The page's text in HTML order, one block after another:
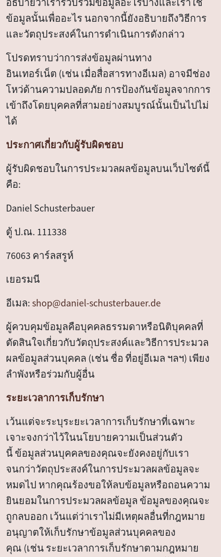
ข้อมูลนั้นเพื่ออะไร นอกจากนี้ยังอธิบายถึงวิธีการ
และวัตถุประสงค์ในการดำเนินการดังกล่าว
โปรดทราบว่าการส่งข้อมูลผ่านทาง
อินเทอร์เน็ต (เช่น เมื่อสื่อสารทางอีเมล) อาจมีช่อง
โหว่ด้านความปลอดภัย การป้องกันข้อมูลจากการ
เข้าถึงโดยบุคคลที่สามอย่างสมบูรณ์นั้นเป็นไปไม่
ได้
ประกาศเกี่ยวกับผู้รับผิดชอบ
ผู้รับผิดชอบในการประมวลผลข้อมูลบนเว็บไซต์นี้
คือ:
Daniel Schusterbauer
ตู้ ป.ณ. 111338
76063 คาร์ลสรูห์
เยอรมนี
อีเมล: shop@daniel-schusterbauer.de
ผู้ควบคุมข้อมูลคือบุคคลธรรมดาหรือนิติบุคคลที่
ตัดสินใจเกี่ยวกับวัตถุประสงค์และวิธีการประมวล
ผลข้อมูลส่วนบุคคล (เช่น ชื่อ ที่อยู่อีเมล ฯลฯ) เพียง
ลำพังหรือร่วมกับผู้อื่น
ระยะเวลาการเก็บรักษา
เว้นแต่จะระบุระยะเวลาการเก็บรักษาที่เฉพาะ
เจาะจงกว่าไว้ในนโยบายความเป็นส่วนตัว
นี้ ข้อมูลส่วนบุคคลของคุณจะยังคงอยู่กับเรา
จนกว่าวัตถุประสงค์ในการประมวลผลข้อมูลจะ
หมดไป หากคุณร้องขอให้ลบข้อมูลหรือถอนความ
ยินยอมในการประมวลผลข้อมูล ข้อมูลของคุณจะ
ถูกลบออก เว้นแต่ว่าเราไม่มีเหตุผลอื่นที่กฎหมาย
อนุญาตให้เก็บรักษาข้อมูลส่วนบุคคลของ
คุณ (เช่น ระยะเวลาการเก็บรักษาตามกฎหมาย